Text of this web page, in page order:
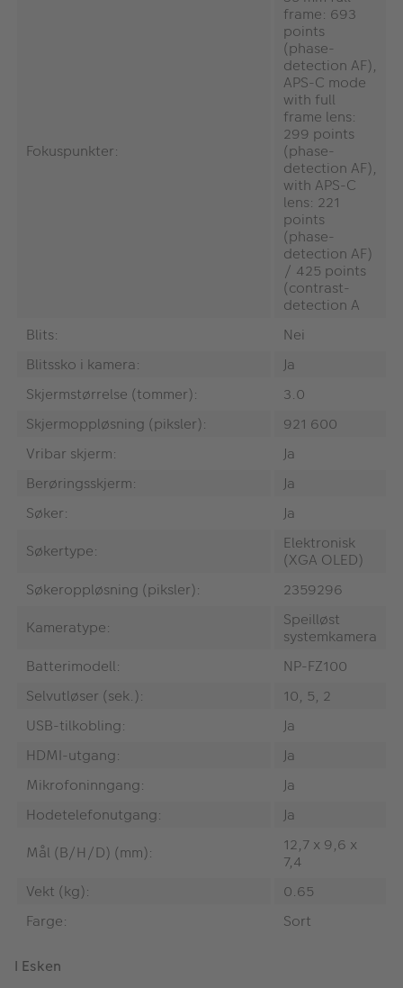
Fokuspunkter:
frame: 693
points
(phase-
detection AF),
APS-C mode
with full
frame lens:
299 points
(phase-
detection AF),
with APS-C
lens: 221
points
(phase-
detection AF)
/ 425 points
(contrast-
detection A
Blits:
Nei
Blitssko i kamera:
Ja
Skjermstørrelse (tommer):
3.0
Skjermoppløsning (piksler):
921 600
Vribar skjerm:
Ja
Berøringsskjerm:
Ja
Søker:
Ja
Søkertype:
Elektronisk
(XGA OLED)
Søkeroppløsning (piksler):
2359296
Kameratype:
Speilløst
systemkamera
Batterimodell:
NP-FZ100
Selvutløser (sek.):
10, 5, 2
USB-tilkobling:
Ja
HDMI-utgang:
Ja
Mikrofoninngang:
Ja
Hodetelefonutgang:
Ja
Mål (B/H/D) (mm):
12,7 x 9,6 x
7,4
Vekt (kg):
0.65
Farge:
Sort
I Esken